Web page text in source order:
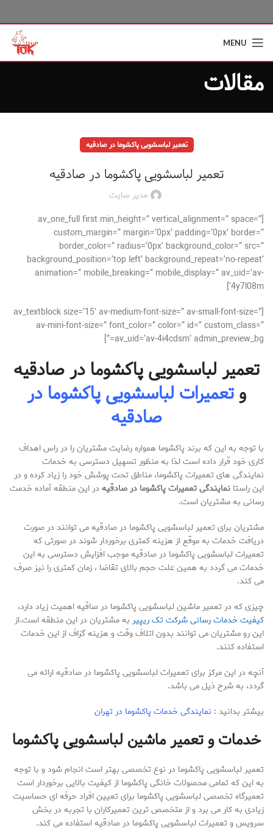
MENU
مقالات
تعمیر لباسشویی پاکشوما در صادقیه
تعمیر لباسشویی پاکشوما در صادقیه
مدیر سایت
[av_one_full first min_height=” vertical_alignment=” space=”
custom_margin=” margin=’0px’ padding=’0px’ border=”
border_color=” radius=’0px’ background_color=” src=”
background_position=’top left’ background_repeat=’no-repeat’
animation=” mobile_breaking=” mobile_display=” av_uid=’av-
4y7l08m’]
[av_textblock size=’15’ av-medium-font-size=” av-small-font-size=”
av-mini-font-size=” font_color=” color=” id=” custom_class=”
av_uid=’av-4i4cdsm’ admin_preview_bg=”]
تعمیر لباسشویی پاکشوما در صادقیه
وتعمیرات لباسشویی پاکشوما در
صادقیه
با توجه به این که برند پاکشوما همواره رضایت مشتریان را در راس اهداف
کاری خود قرار داده است لذا به منظور تسهیل دسترسی به خدمات
نمایندگی های تعمیرات پاکشوما، مناطق تحت پوشش خود را زیاد کرده و در
این راستا نمایندگی تعمیرات پاکشوما در صادقیه در این منطقه آماده خدمت
رسانی به مشتریان است.
مشتریان برای تعمیر لباسشویی پاکشوما در صادقیه می توانند در صورت
دریافت خدمات به موقع از هزینه کمتری برخوردار شوند در صورتی که
تعمیرات لباسشویی پاکشوما در صادقیه موجب افزایش دسترسی به این
خدمات می گردد به همین علت حجم بالای تقاضا ، زمان کمتری را نیز صرف
می کند.
چیزی که در تعمیر ماشین لباسشویی پاکشوما در صاقیه اهمیت زیاد دارد،
کیفیت خدمات رسانی شرکت تک ریپیر به مشتریان در این منطقه است.از
این رو مشتریان می توانند بدون اتلاف وقت و هزینه گزاف از این خدمات
استفاده کنند.
آنچه در این مرکز برای تعمیرات لباسشویی پاکشوما در صادقیه ارائه می
گردد، به شرح ذیل می باشد.
بیشتر بدانید : نمایندگی خدمات پاکشوما در تهران
خدمات و تعمیر ماشین لباسشویی پاکشوما
تعمیر لباسشویی پاکشوما در نوع تخصصی بهتر است انجام شود و با توجه
به این که تمامی محصولات خانگی پاکشوما از کیفیت بالایی برخوردار است
تعمیرگاه تخصصی لباسشویی پاکشوما برای تعیین افراد حرفه ای حساسیت
زیادی به کار می برد و از متخصص ترین تعمیرکاران با تجربه در بخش
سرویس و تعمیرات لباسشویی پاکشوما در صادقیه استفاده می کند.